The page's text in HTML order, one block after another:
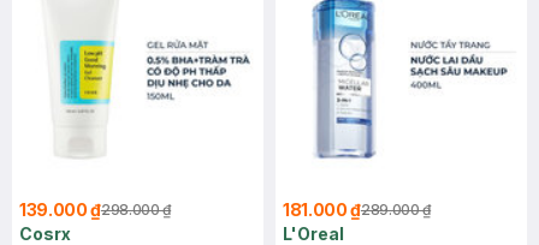
139.000 ₫298.000 ₫
Cosrx
181.000 ₫289.000 ₫
L'Oreal